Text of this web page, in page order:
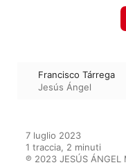
Francisco Tárrega
Jesús Ángel
7 luglio 2023
1 traccia, 2 minuti
℗ 2023 JESÚS ÁNGEL